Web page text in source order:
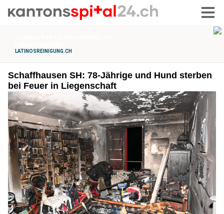
Schaffhausen SH: 78-Jährige und Hund sterben
bei Feuer in Liegenschaft